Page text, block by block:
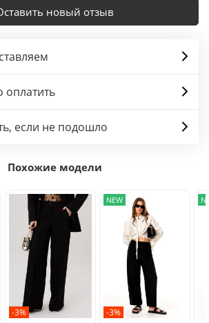
новый отзыв
если не подошло
Похожие модели
-3%
NEW
-3%